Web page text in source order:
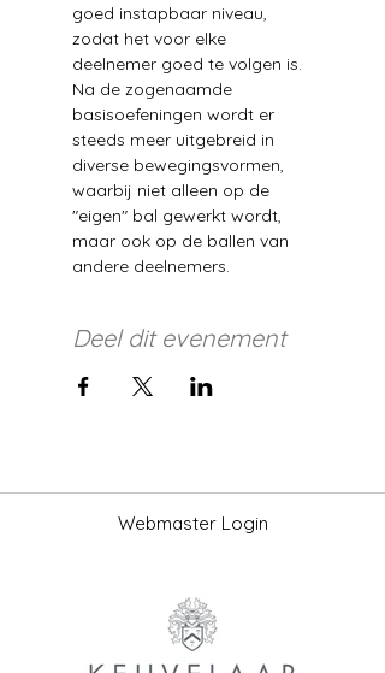
goed instapbaar niveau,
zodat het voor elke
deelnemer goed te volgen is.
Na de zogenaamde
basisoefeningen wordt er
steeds meer uitgebreid in
diverse bewegingsvormen,
waarbij niet alleen op de
"eigen" bal gewerkt wordt,
maar ook op de ballen van
andere deelnemers.
Deel dit evenement
Webmaster Login